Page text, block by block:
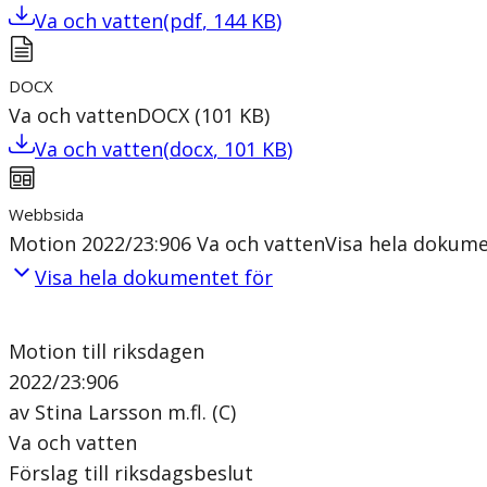
Va och vatten(pdf, 144 KB)
DOCX
Va och vattenDOCX (101 KB)
Va och vatten(docx, 101 KB)
Webbsida
Motion 2022/23:906 Va och vattenVisa hela
Visa hela dokumentet för
Motion till riksdagen
2022/23:906
av Stina Larsson m.fl. (C)
Va och vatten
Förslag till riksdagsbeslut